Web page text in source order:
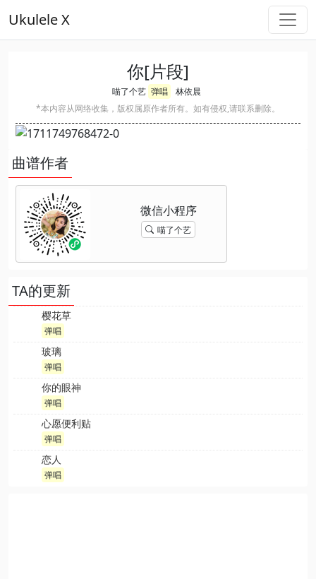
Ukulele X
你[片段]
喵了个艺 弹唱
林依晨
*本内容从网络收集，版权属原作者所有。如有侵权,请联系删除。
曲谱作者
喵了个艺
TA的更新
樱花草
弹唱
玻璃
弹唱
你的眼神
弹唱
心愿便利贴
弹唱
恋人
弹唱